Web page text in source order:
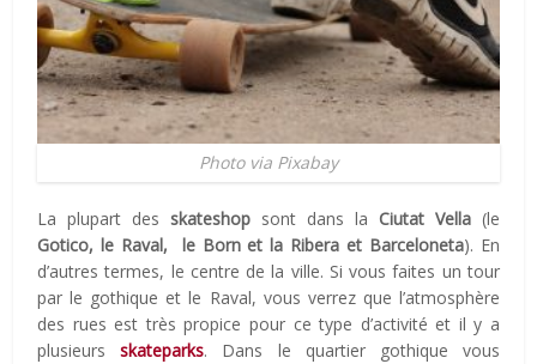
Photo via Pixabay
La plupart desskateshop sont dans la Ciutat Vella (le
Gotico, le Raval, le Born et la Ribera et Barceloneta). En
d’autres termes, le centre de la ville. Si vous faites un tour
par le gothique et le Raval, vous verrez que l’atmosphère
des rues est très propice pour ce type d’activité et il y a
plusieursskateparks. Dans le quartier gothique vous